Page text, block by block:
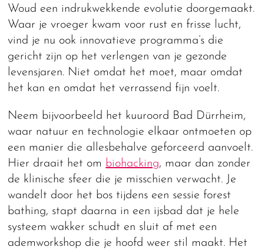
Woud een indrukwekkende evolutie doorgemaakt.
Waar je vroeger kwam voor rust en frisse lucht,
vind je nu ook innovatieve programma’s die
gericht zijn op het verlengen van je gezonde
levensjaren. Niet omdat het moet, maar omdat
het kan en omdat het verrassend fijn voelt.
Neem bijvoorbeeld het kuuroord Bad Dürrheim,
waar natuur en technologie elkaar ontmoeten op
een manier die allesbehalve geforceerd aanvoelt.
Hier draait het om biohacking, maar dan zonder
de klinische sfeer die je misschien verwacht. Je
wandelt door het bos tijdens een sessie forest
bathing, stapt daarna in een ijsbad dat je hele
systeem wakker schudt en sluit af met een
ademworkshop die je hoofd weer stil maakt. Het